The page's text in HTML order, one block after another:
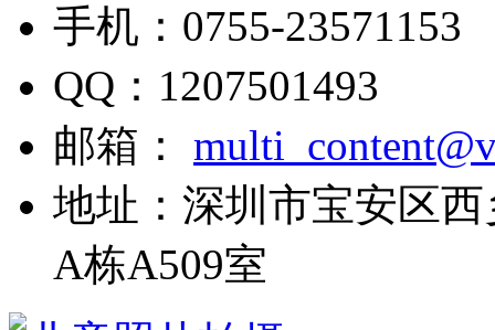
手机： 0755-23571153
QQ： 1207501493
邮箱：
地址： 深圳市宝安区
A栋A509室